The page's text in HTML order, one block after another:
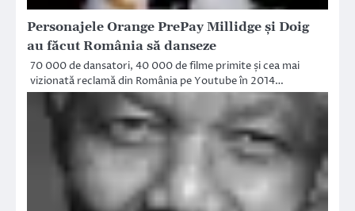
Personajele Orange PrePay Millidge şi Doig
au făcut România să danseze
70 000 de dansatori, 40 000 de filme primite și cea mai
vizionată reclamă din România pe Youtube în 2014…